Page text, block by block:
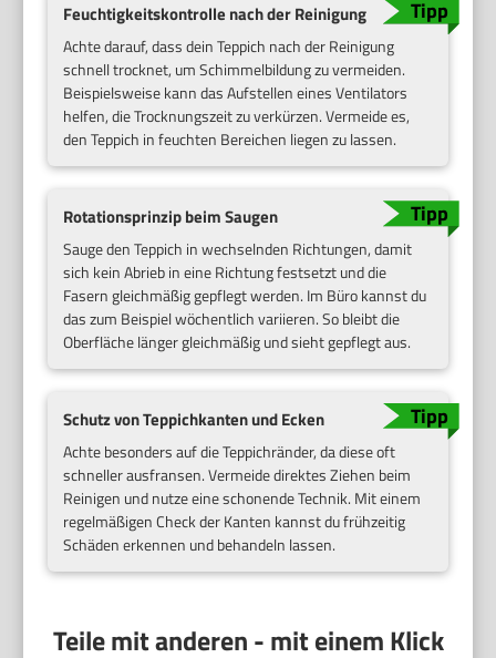
Feuchtigkeitskontrolle nach der Reinigung
Achte darauf, dass dein Teppich nach der Reinigung
schnell trocknet, um Schimmelbildung zu vermeiden.
Beispielsweise kann das Aufstellen eines Ventilators
helfen, die Trocknungszeit zu verkürzen. Vermeide es,
den Teppich in feuchten Bereichen liegen zu lassen.
Rotationsprinzip beim Saugen
Sauge den Teppich in wechselnden Richtungen, damit
sich kein Abrieb in eine Richtung festsetzt und die
Fasern gleichmäßig gepflegt werden. Im Büro kannst du
das zum Beispiel wöchentlich variieren. So bleibt die
Oberfläche länger gleichmäßig und sieht gepflegt aus.
Schutz von Teppichkanten und Ecken
Achte besonders auf die Teppichränder, da diese oft
schneller ausfransen. Vermeide direktes Ziehen beim
Reinigen und nutze eine schonende Technik. Mit einem
regelmäßigen Check der Kanten kannst du frühzeitig
Schäden erkennen und behandeln lassen.